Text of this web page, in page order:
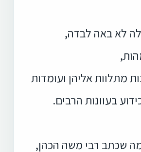
לא באה לבדה,
מתלוות אליהן ועומדות
בעוונות הרבים.
מה שכתב רבי משה הכהן,